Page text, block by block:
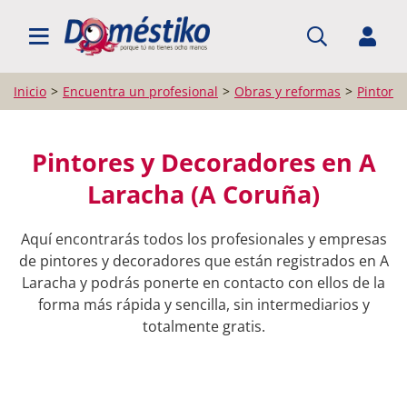
BUSCAR PROFESIONALES
Inicio Encuentra un profesional Obras y reformas
Pintores y Decoradores en A
Laracha (A Coruña)
Aquí encontrarás todos los profesionales y empresas
de pintores y decoradores que están registrados en A
Laracha y podrás ponerte en contacto con ellos de la
forma más rápida y sencilla, sin intermediarios y
totalmente gratis.